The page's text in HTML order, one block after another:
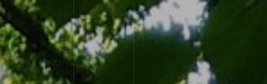
e
n
i
d
o